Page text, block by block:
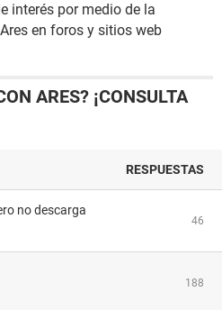
interés por medio de la
en foros y sitios web
ARES? ¡CONSULTA
RESPUESTAS
no descarga
46
188